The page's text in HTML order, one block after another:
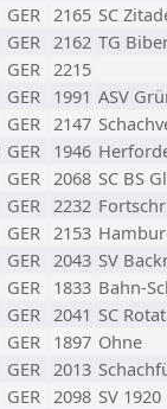
GER 2165 SC
GER 2162 TG
GER 2215
GER 1991 ASV
GER 2147
GER 1946
GER 2068 SC BS
GER 2232
GER 2153
GER 2043 SV
GER 1833 Bahn-
GER 2041 SC
GER 1897 Ohne
GER 2013
GER 2098 SV